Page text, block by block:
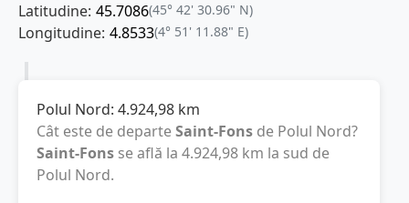
Latitudine: 45.7086(45° 42' 30.96" N)
Longitudine: 4.8533(4° 51' 11.88" E)
Polul Nord: 4.924,98 km
Cât este de departeSaint-Fons de Polul Nord?
Saint-Fons se află la 4.924,98 km la sud de
Polul Nord.